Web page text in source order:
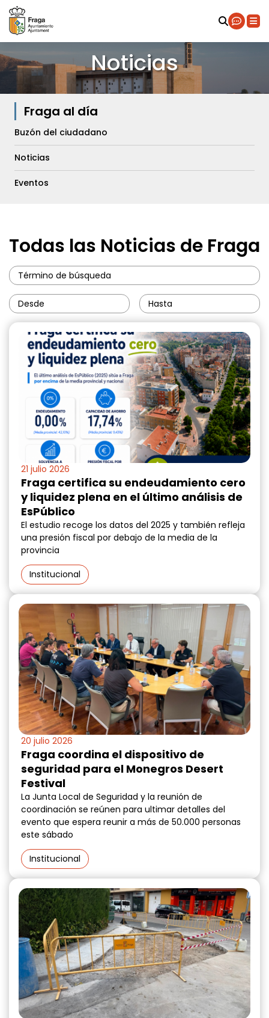
Noticias
Fraga al día
Buzón del ciudadano
Noticias
Eventos
Todas las Noticias de Fraga
21 julio 2026
Fraga certifica su endeudamiento cero
y liquidez plena en el último análisis de
EsPúblico
El estudio recoge los datos del 2025 y también refleja
una presión fiscal por debajo de la media de la
provincia
Institucional
20 julio 2026
Fraga coordina el dispositivo de
seguridad para el Monegros Desert
Festival
La Junta Local de Seguridad y la reunión de
coordinación se reúnen para ultimar detalles del
evento que espera reunir a más de 50.000 personas
este sábado
Institucional